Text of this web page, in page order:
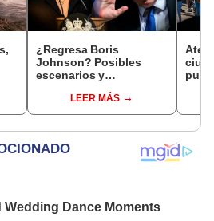
¿Regresa Boris
Johnson? Posibles
escenarios y
renuncia de Liz Truss
LEER MÁS